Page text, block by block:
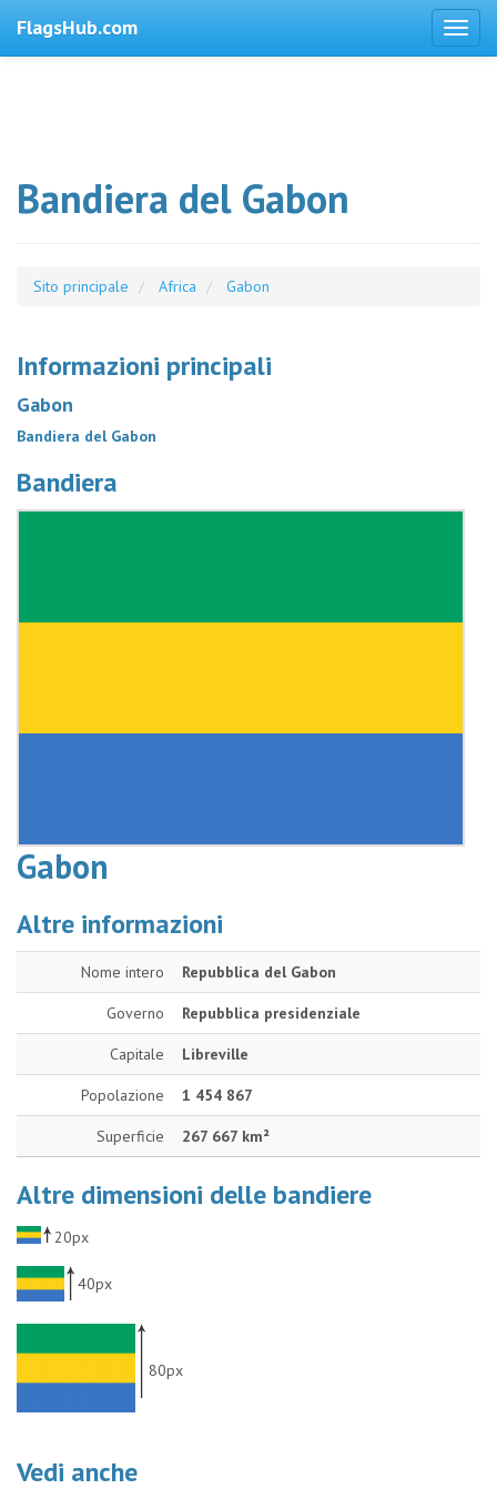
FlagsHub.com
Bandiera del Gabon
Sito principale Africa Gabon
Informazioni principali
Gabon
Bandiera del Gabon
Bandiera
Gabon
Altre informazioni
Nome intero Repubblica del Gabon
Governo Repubblica presidenziale
Capitale Libreville
Popolazione 1 454 867
Superficie 267 667 km²
Altre dimensioni delle bandiere
20px
40px
80px
Vedi anche